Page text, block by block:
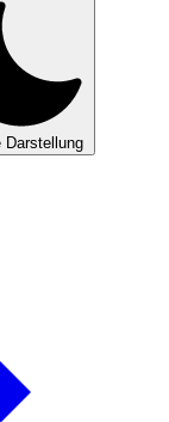
Darstellung